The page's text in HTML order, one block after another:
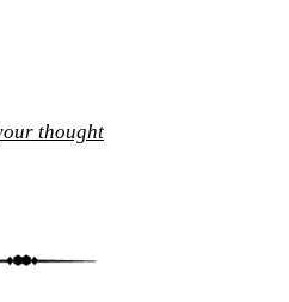
thought